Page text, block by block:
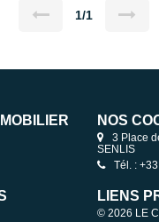
ainsi que d'une place
1/1
NOS
3 Place
SENLIS
Tél. :
LIENS
© 2026 LE